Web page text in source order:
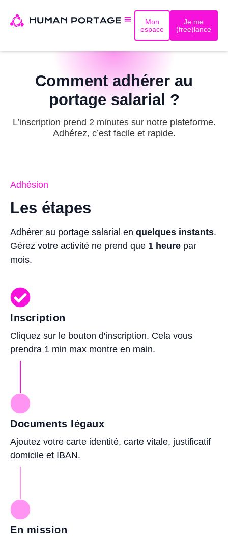
Mon
espace
Je me
(free)lance
Comment adhérer au
portage salarial ?
L’inscription prend 2 minutes sur notre plateforme.
Adhérez, c’est facile et rapide.
Adhésion
Les étapes
Adhérer au portage salarial en quelques instants.
Gérez votre activité ne prend que 1 heure par
mois.
Inscription
Cliquez sur le bouton d'inscription. Cela vous
prendra 1 min max montre en main.
Documents légaux
Ajoutez votre carte identité, carte vitale, justificatif
domicile et IBAN.
En mission